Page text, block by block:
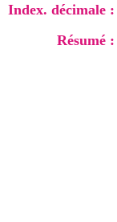
Index. décimale :
Résumé :